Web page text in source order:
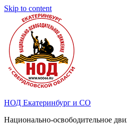
Skip to content
НОД Екатеринбург и СО
Национально-освободительное